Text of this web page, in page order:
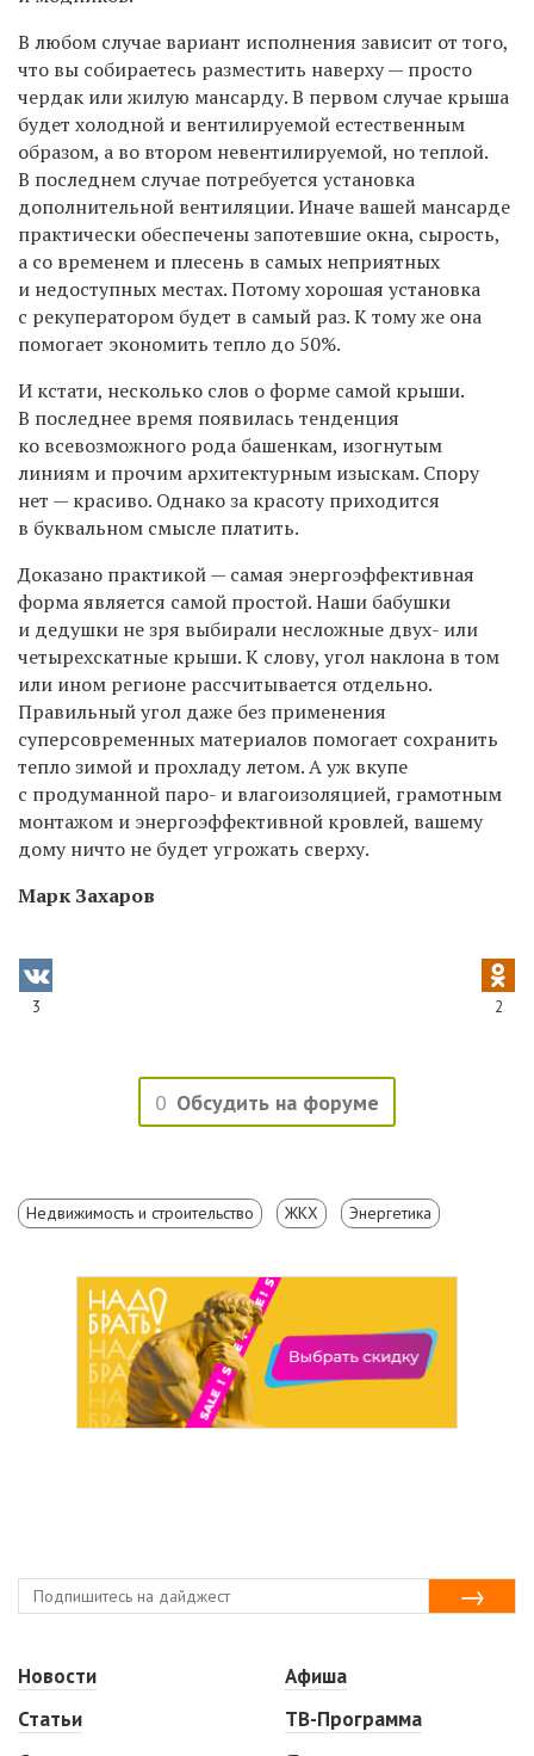
В любом случае вариант исполнения зависит от того,
что вы собираетесь разместить наверху — просто
чердак или жилую мансарду. В первом случае крыша
будет холодной и вентилируемой естественным
образом, а во втором невентилируемой, но теплой.
В последнем случае потребуется установка
дополнительной вентиляции. Иначе вашей мансарде
практически обеспечены запотевшие окна, сырость,
а со временем и плесень в самых неприятных
и недоступных местах. Потому хорошая установка
с рекуператором будет в самый раз. К тому же она
помогает экономить тепло до 50%.
И кстати, несколько слов о форме самой крыши.
В последнее время появилась тенденция
ко всевозможного рода башенкам, изогнутым
линиям и прочим архитектурным изыскам. Спору
нет — красиво. Однако за красоту приходится
в буквальном смысле платить.
Доказано практикой — самая энергоэффективная
форма является самой простой. Наши бабушки
и дедушки не зря выбирали несложные двух- или
четырехскатные крыши. К слову, угол наклона в том
или ином регионе рассчитывается отдельно.
Правильный угол даже без применения
суперсовременных материалов помогает сохранить
тепло зимой и прохладу летом. А уж вкупе
с продуманной паро- и влагоизоляцией, грамотным
монтажом и энергоэффективной кровлей, вашему
дому ничто не будет угрожать сверху.
Марк Захаров
3 2
0 Обсудить на форуме
Недвижимость и строительство ЖКХ Энергетика
Новости
Статьи
Афиша
ТВ-Программа